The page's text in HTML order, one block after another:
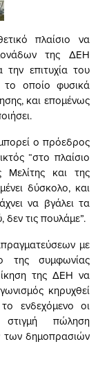
πλαίσιο να
της ΔΕΗ
την επιτυχία του
το οποίο φυσικά
και επομένως
ο πρόεδρος
“στο πλαίσιο
Μελίτης και της
δύσκολο, και
να βγάλει τα
τις πουλάμε”.
με
της συμφωνίας
της ΔΕΗ να
κηρυχθεί
ενδεχόμενο οι
πώληση
των δημοπρασιών